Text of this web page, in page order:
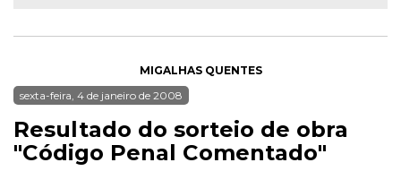
MIGALHAS QUENTES
sexta-feira, 4 de janeiro de 2008
Resultado do sorteio de obra
"Código Penal Comentado"